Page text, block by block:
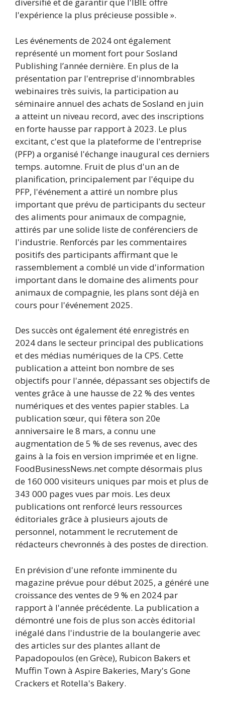
diversifié et de garantir que l'IBIE offre
l'expérience la plus précieuse possible ».
Les événements de 2024 ont également
représenté un moment fort pour Sosland
Publishing l’année dernière. En plus de la
présentation par l'entreprise d'innombrables
webinaires très suivis, la participation au
séminaire annuel des achats de Sosland en juin
a atteint un niveau record, avec des inscriptions
en forte hausse par rapport à 2023. Le plus
excitant, c'est que la plateforme de l'entreprise
(PFP) a organisé l'échange inaugural ces derniers
temps. automne. Fruit de plus d'un an de
planification, principalement par l'équipe du
PFP, l'événement a attiré un nombre plus
important que prévu de participants du secteur
des aliments pour animaux de compagnie,
attirés par une solide liste de conférenciers de
l'industrie. Renforcés par les commentaires
positifs des participants affirmant que le
rassemblement a comblé un vide d'information
important dans le domaine des aliments pour
animaux de compagnie, les plans sont déjà en
cours pour l'événement 2025.
Des succès ont également été enregistrés en
2024 dans le secteur principal des publications
et des médias numériques de la CPS. Cette
publication a atteint bon nombre de ses
objectifs pour l'année, dépassant ses objectifs de
ventes grâce à une hausse de 22 % des ventes
numériques et des ventes papier stables. La
publication sœur, qui fêtera son 20e
anniversaire le 8 mars, a connu une
augmentation de 5 % de ses revenus, avec des
gains à la fois en version imprimée et en ligne.
FoodBusinessNews.net compte désormais plus
de 160 000 visiteurs uniques par mois et plus de
343 000 pages vues par mois. Les deux
publications ont renforcé leurs ressources
éditoriales grâce à plusieurs ajouts de
personnel, notamment le recrutement de
rédacteurs chevronnés à des postes de direction.
En prévision d'une refonte imminente du
magazine prévue pour début 2025, a généré une
croissance des ventes de 9 % en 2024 par
rapport à l'année précédente. La publication a
démontré une fois de plus son accès éditorial
inégalé dans l'industrie de la boulangerie avec
des articles sur des plantes allant de
Papadopoulos (en Grèce), Rubicon Bakers et
Muffin Town à Aspire Bakeries, Mary's Gone
Crackers et Rotella's Bakery.